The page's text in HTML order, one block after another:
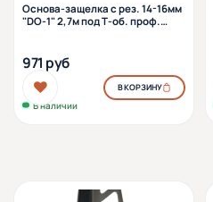
Основа-защелка с рез. 14-16мм
"DO-1" 2,7м под Т-об. проф.
В наличии
971 руб
В КОРЗИНУ